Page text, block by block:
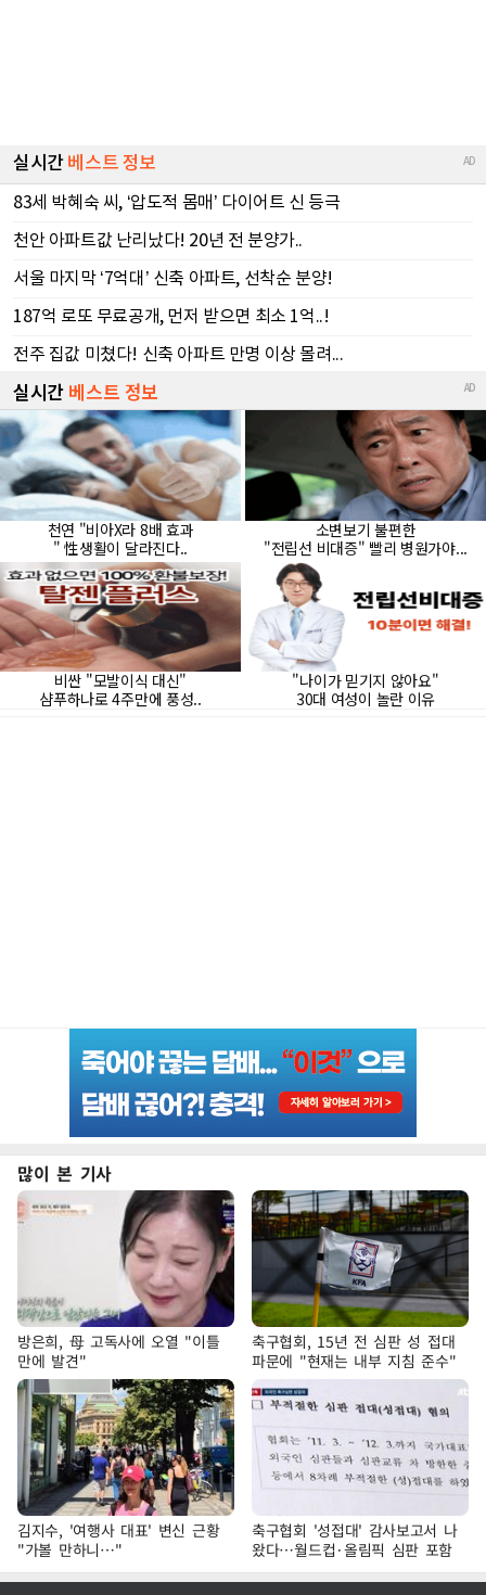
많이 본 기사
방은희, 母 고독사에 오열 "이틀
만에 발견"
축구협회, 15년 전 심판 성 접대
파문에 "현재는 내부 지침 준수"
김지수, '여행사 대표' 변신 근황
"가볼 만하니…"
축구협회 '성접대' 감사보고서 나
왔다…월드컵·올림픽 심판 포함